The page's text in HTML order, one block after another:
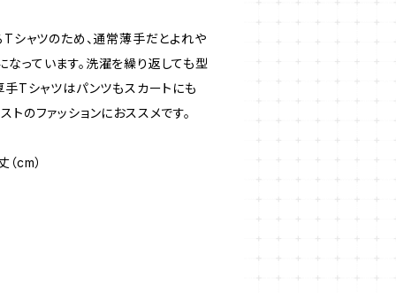
シャツのため、通常薄手だとよれや
っています。洗濯を繰り返しても型
手Tシャツはパンツもスカートにも
トのファッションにおススメです。
cm）